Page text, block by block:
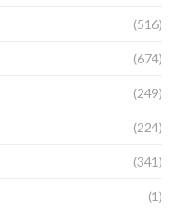
(516)
(674)
(249)
(224)
(341)
(1)